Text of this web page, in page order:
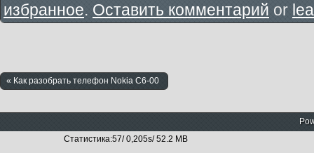
избранное. Оставить комментарий or
« Как разобрать телефон Nokia C6-00
Статистика:57/ 0,205s/ 52.2 MB